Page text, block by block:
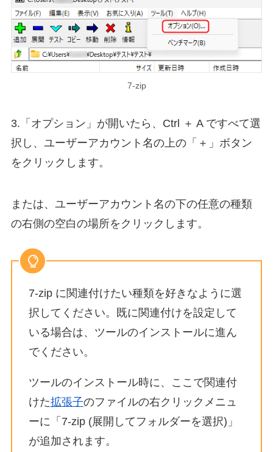
7-zip
3.「オプション」が開いたら、Ctrl ＋ A ですべて選
択し、ユーザーアカウント名の上の「＋」ボタン
をクリックします。
または、ユーザーアカウント名の下の任意の種類
の右側の空白の場所をクリックします。
7-zip に関連付けたい種類を好きなように選
択してください。既に関連付けを設定して
いる場合は、ツールのインストールに進ん
でください。
ツールのインストール時に、ここで関連付
けた拡張子のファイルの右クリックメニュ
ーに「7-zip (展開してフォルダーを選択)」
が追加されます。